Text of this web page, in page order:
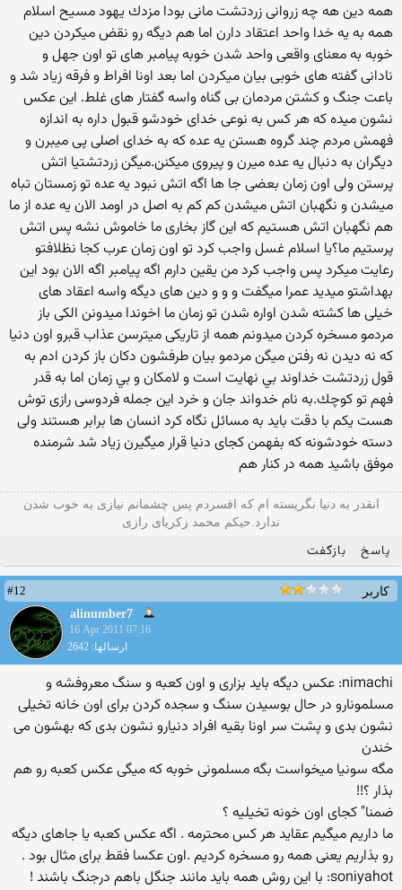
همه دین هه چه زروانی زردتشت مانی بودا مزدك یهود مسیح اسلام
همه به یه خدا واحد اعتقاد دارن اما هم دیگه رو نقض میكردن دین
خوبه به معنای واقعی واحد شدن خوبه پیامبر های تو اون جهل و
نادانی گفته های خوبی بیان میكردن اما بعد اونا افراط و فرقه زیاد شد و
باعت جنگ و كشتن مردمان بی گناه واسه گفتار های غلط. این عكس
نشون میده كه هر كس به نوعی خدای خودشو قبول داره به اندازه
فهمش مردم چند گروه هستن یه عده كه به خدای اصلی پی میبرن و
دیگران به دنبال یه عده میرن و پیروی میكنن.میگن زردتشتیا اتش
پرستن ولی اون زمان بعضی جا ها اگه اتش نبود یه عده تو زمستان تباه
میشدن و نگهبان اتش میشدن كم كم به اصل در اومد الان یه عده از ما
هم نگهبان اتش هستیم كه این گاز بخاری ما خاموش نشه پس اتش
پرستیم ما؟یا اسلام غسل واجب كرد تو اون زمان عرب كجا نظلافتو
رعایت میكرد پس واجب كرد من یقین دارم اگه پیامبر اگه الان بود این
بهداشتو میدید عمرا میگفت و و و دین های دیگه واسه اعقاد های
خیلی ها كشته شدن اواره شدن تو زمان ما اخوندا میدونن الكی باز
مردمو مسخره كردن میدونم همه از تاریكی میترسن عذاب قبرو اون دنیا
كه نه دیدن نه رفتن میگن مردمو بیان طرفشون دكان باز كردن ادم به
قول زردتشت خداوند بي نهايت است و لامكان و بي زمان اما به قدر
فهم تو كوچك.به نام خدواند جان و خرد این جمله فردوسی رازی توش
هست یكم با دقت باید به مسائل نگاه كرد انسان ها برابر هستند ولی
دسته خودشونه كه بفهمن كجای دنیا قرار میگیرن زیاد شد شرمنده
موفق باشید همه در كنار هم
انقدر به دنیا نگریسته ام که افسردم پس چشمانم نیازی به خوب شدن
ندارد.حیکم محمد زکریای رازی
پاسخ بازگفت
کاربر
#12
alinumber7
16 Apr 2011 07:16
ارسالها: 2642
nimachi: عكس دیگه باید بزاری و اون كعبه و سنگ معروفشه و
مسلمونارو در حال بوسیدن سنگ و سجده كردن برای اون خانه تخیلی
نشون بدی و پشت سر اونا بقیه افراد دنیارو نشون بدی كه بهشون می
خندن
مگه سونیا میخواست بگه مسلمونی خوبه كه میگی عكس كعبه رو هم
بذار ؟!!
ضمنا" كجای اون خونه تخیلیه ؟
ما داریم میگیم عقاید هر كس محترمه . اگه عكس كعبه یا جاهای دیگه
رو بذاریم یعنی همه رو مسخره كردیم .اون عكسا فقط برای مثال بود .
soniyahot: با این روش همه باید مانند جنگل باهم درجنگ باشند !